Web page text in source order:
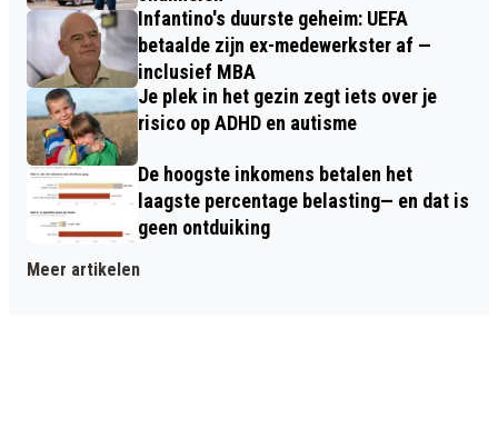
Infantino's duurste geheim: UEFA
betaalde zijn ex-medewerkster af —
inclusief MBA
Je plek in het gezin zegt iets over je
risico op ADHD en autisme
De hoogste inkomens betalen het
laagste percentage belasting— en dat is
geen ontduiking
Meer artikelen